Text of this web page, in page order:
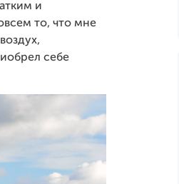
и
то, что мне
себе